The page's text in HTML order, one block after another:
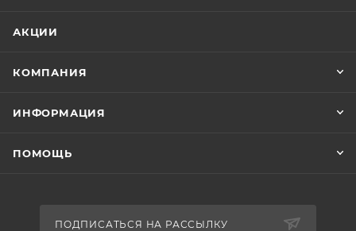
АКЦИИ
КОМПАНИЯ
ИНФОРМАЦИЯ
ПОМОЩЬ
ПОДПИСАТЬСЯ НА РАССЫЛКУ